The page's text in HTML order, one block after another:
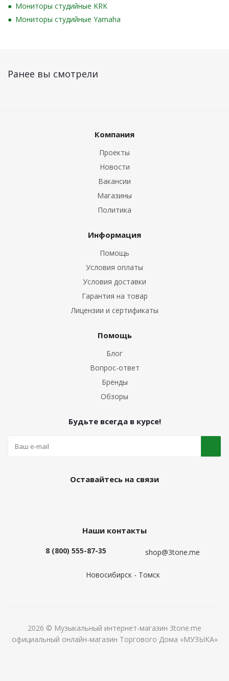
Мониторы студийные KRK
Мониторы студийные Yamaha
Ранее вы смотрели
Компания
Проекты
Новости
Вакансии
Магазины
Политика
Информация
Помощь
Условия оплаты
Условия доставки
Гарантия на товар
Лицензии и сертификаты
Помощь
Блог
Вопрос-ответ
Бренды
Обзоры
Будьте всегда в курсе!
Оставайтесь на связи
Наши контакты
8 (800) 555-87-35 shop@3tone.me
Новосибирск - Томск
2026 © Музыкальный интернет-магазин 3tone.me
официальный онлайн-магазин Торгового Дома «МУЗЫКА»